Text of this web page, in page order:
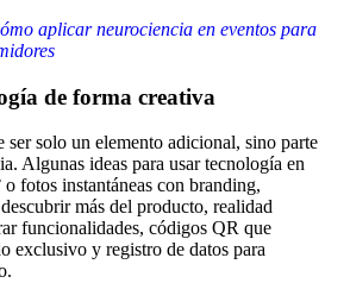
aplicar neurociencia en eventos para
de forma creativa
ser solo un elemento adicional, sino parte
Algunas ideas para usar tecnología en
o fotos instantáneas con branding,
más del producto, realidad
funcionalidades, códigos QR que
exclusivo y registro de datos para